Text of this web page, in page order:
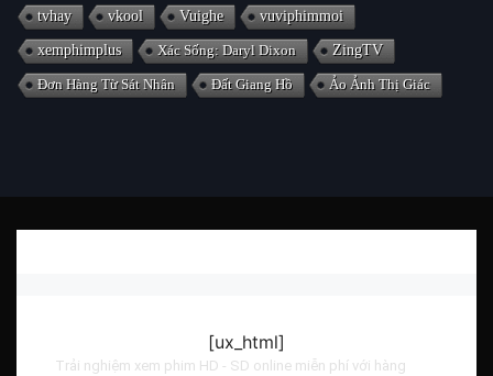
tvhay vkool Vuighe vuviphimmoi
xemphimplus Xác Sống: Daryl Dixon ZingTV
Đơn Hàng Từ Sát Nhân Đất Giang Hồ Ảo Ảnh Thị Giác